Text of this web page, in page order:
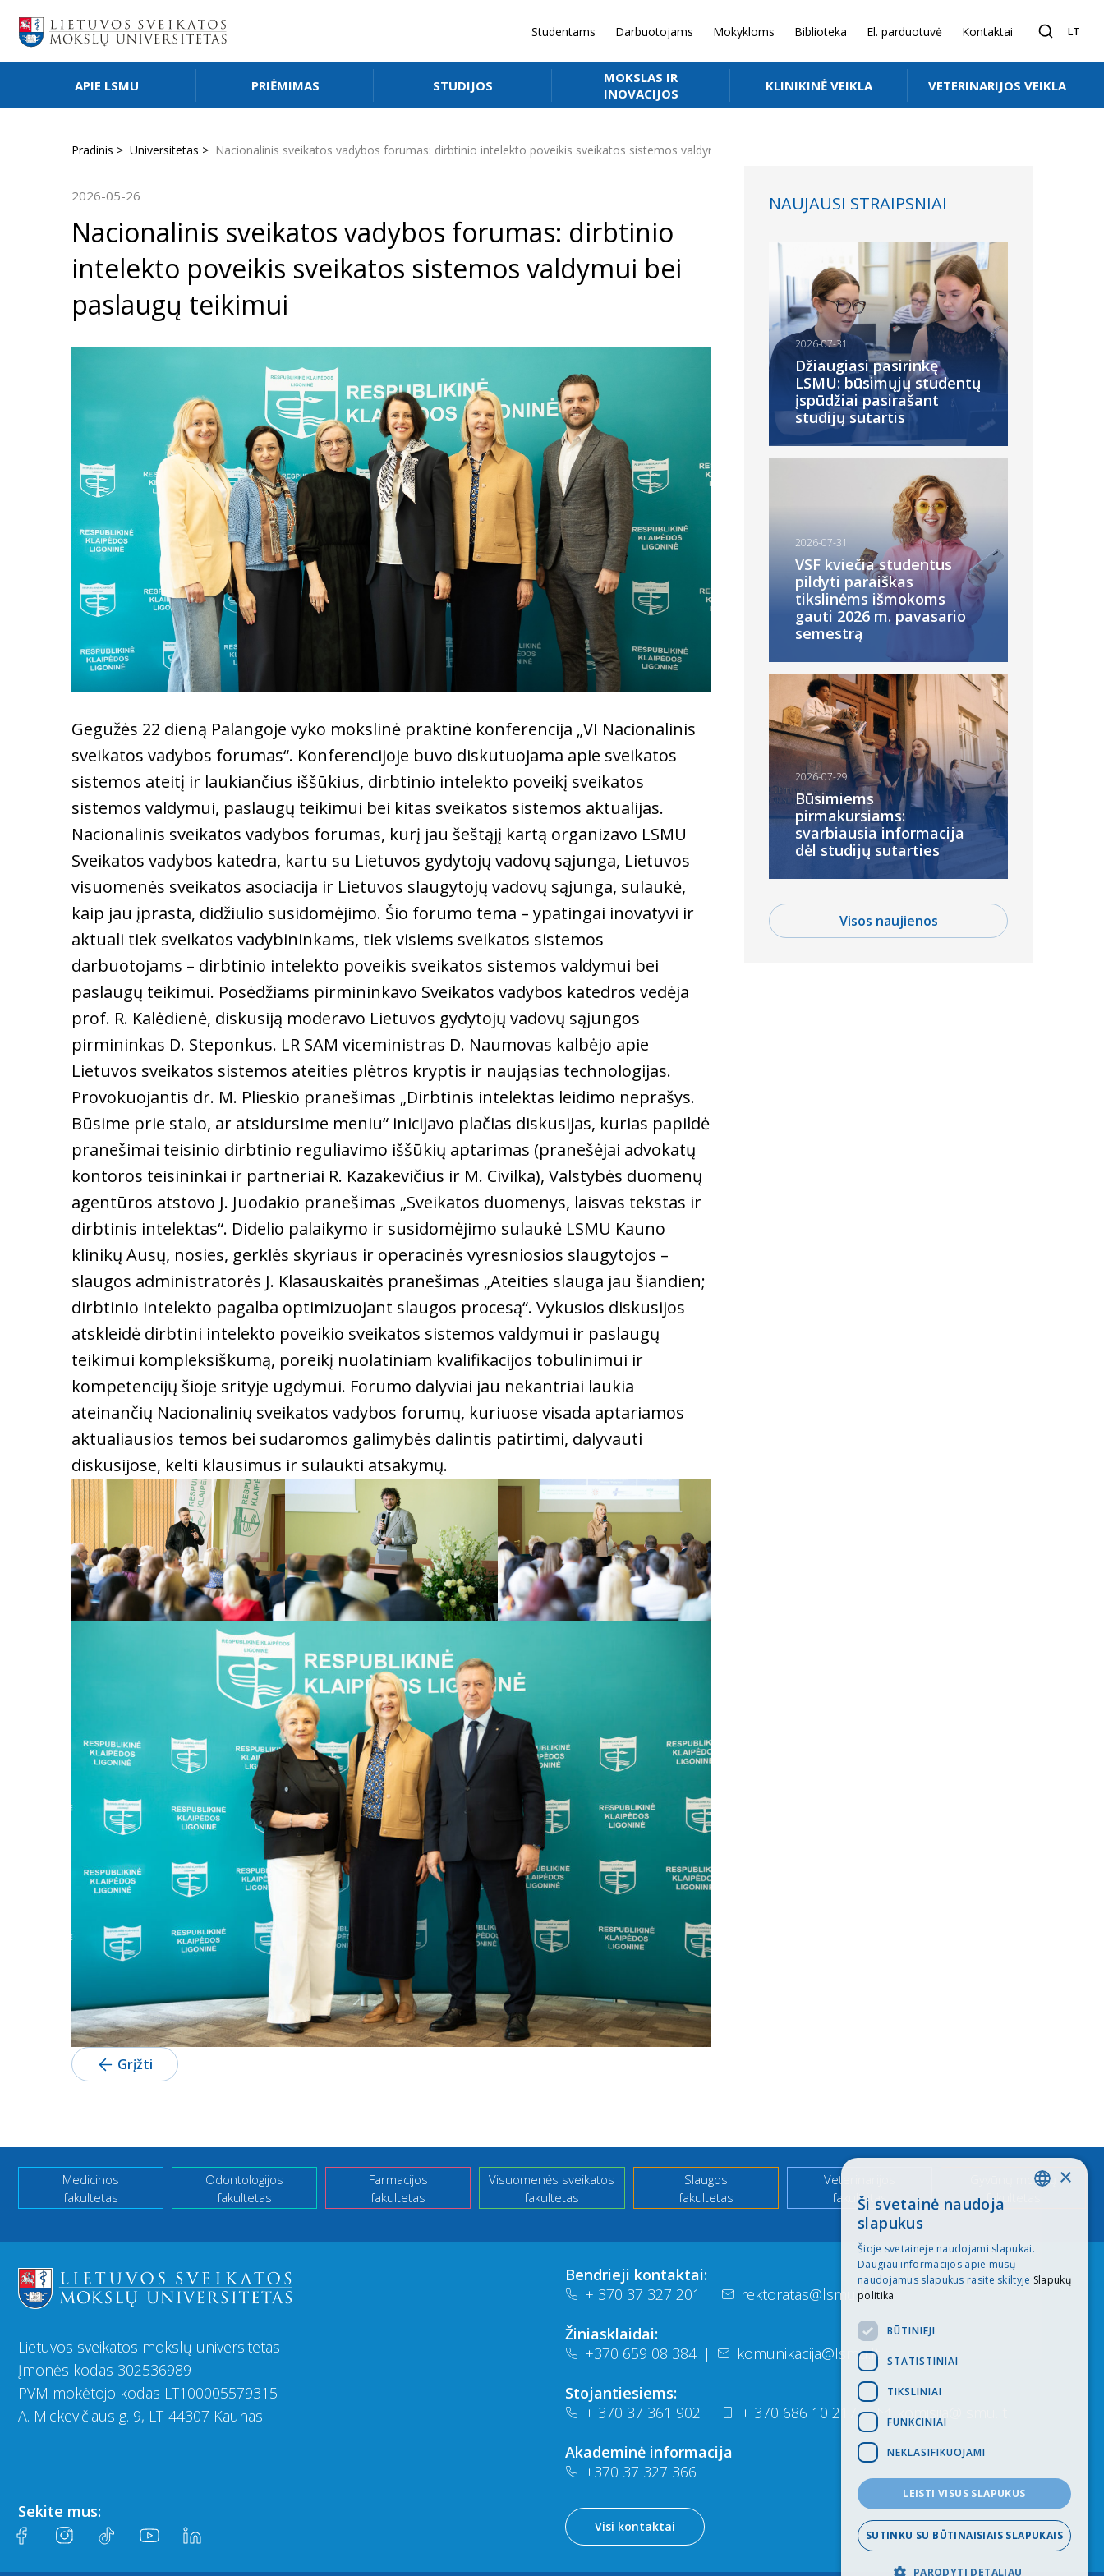
Studentams Darbuotojams Mokykloms Biblioteka El. parduotuvė Kontaktai LT
APIE LSMU PRIĖMIMAS STUDIJOS
MOKSLAS IR
INOVACIJOS
KLINIKINĖ VEIKLA VETERINARIJOS VEIKLA
Pradinis Universitetas Nacionalinis sveikatos vadybos forumas: dirbtinio intelekto poveikis sveikatos sistemos valdymui bei paslaugų teikimui
2026-05-26
Nacionalinis sveikatos vadybos forumas: dirbtinio
intelekto poveikis sveikatos sistemos valdymui bei
paslaugų teikimui
Gegužės 22 dieną Palangoje vyko mokslinė praktinė konferencija „VI Nacionalinis
sveikatos vadybos forumas“. Konferencijoje buvo diskutuojama apie sveikatos
sistemos ateitį ir laukiančius iššūkius, dirbtinio intelekto poveikį sveikatos
sistemos valdymui, paslaugų teikimui bei kitas sveikatos sistemos aktualijas.
Nacionalinis sveikatos vadybos forumas, kurį jau šeštąjį kartą organizavo LSMU
Sveikatos vadybos katedra, kartu su Lietuvos gydytojų vadovų sąjunga, Lietuvos
visuomenės sveikatos asociacija ir Lietuvos slaugytojų vadovų sąjunga, sulaukė,
kaip jau įprasta, didžiulio susidomėjimo. Šio forumo tema – ypatingai inovatyvi ir
aktuali tiek sveikatos vadybininkams, tiek visiems sveikatos sistemos
darbuotojams – dirbtinio intelekto poveikis sveikatos sistemos valdymui bei
paslaugų teikimui. Posėdžiams pirmininkavo Sveikatos vadybos katedros vedėja
prof. R. Kalėdienė, diskusiją moderavo Lietuvos gydytojų vadovų sąjungos
pirmininkas D. Steponkus. LR SAM viceministras D. Naumovas kalbėjo apie
Lietuvos sveikatos sistemos ateities plėtros kryptis ir naująsias technologijas.
Provokuojantis dr. M. Plieskio pranešimas „Dirbtinis intelektas leidimo neprašys.
Būsime prie stalo, ar atsidursime meniu“ inicijavo plačias diskusijas, kurias papildė
pranešimai teisinio dirbtinio reguliavimo iššūkių aptarimas (pranešėjai advokatų
kontoros teisininkai ir partneriai R. Kazakevičius ir M. Civilka), Valstybės duomenų
agentūros atstovo J. Juodakio pranešimas „Sveikatos duomenys, laisvas tekstas ir
dirbtinis intelektas“. Didelio palaikymo ir susidomėjimo sulaukė LSMU Kauno
klinikų Ausų, nosies, gerklės skyriaus ir operacinės vyresniosios slaugytojos –
slaugos administratorės J. Klasauskaitės pranešimas „Ateities slauga jau šiandien;
dirbtinio intelekto pagalba optimizuojant slaugos procesą“. Vykusios diskusijos
atskleidė dirbtini intelekto poveikio sveikatos sistemos valdymui ir paslaugų
teikimui kompleksiškumą, poreikį nuolatiniam kvalifikacijos tobulinimui ir
kompetencijų šioje srityje ugdymui. Forumo dalyviai jau nekantriai laukia
ateinančių Nacionalinių sveikatos vadybos forumų, kuriuose visada aptariamos
aktualiausios temos bei sudaromos galimybės dalintis patirtimi, dalyvauti
diskusijose, kelti klausimus ir sulaukti atsakymų.
Grįžti
NAUJAUSI STRAIPSNIAI
2026-07-31
Džiaugiasi pasirinkę
LSMU: būsimųjų studentų
įspūdžiai pasirašant
studijų sutartis
2026-07-31
VSF kviečia studentus
pildyti paraiškas
tikslinėms išmokoms
gauti 2026 m. pavasario
semestrą
2026-07-29
Būsimiems
pirmakursiams:
svarbiausia informacija
dėl studijų sutarties
Visos naujienos
Medicinos
fakultetas
Odontologijos
fakultetas
Farmacijos
fakultetas
Visuomenės sveikatos
fakultetas
Slaugos
fakultetas
Veterinarijos
fakultetas
Gyvūnų mokslų
fakultetas
Lietuvos sveikatos mokslų universitetas
Įmonės kodas 302536989
PVM mokėtojo kodas LT100005579315
A. Mickevičiaus g. 9, LT-44307 Kaunas
Bendrieji kontaktai:
+ 370 37 327 201
|
rektoratas@lsmu.lt
Žiniasklaidai:
+370 659 08 384 |
komunikacija@lsmu.lt
Stojantiesiems:
+ 370 37 361 902 | + 370 686 10 217 |
Akademinė informacija
+370 37 327 366
Visi kontaktai
Sekite mus:
×
Ši svetainė naudoja
slapukus
Šioje svetainėje naudojami slapukai.
Daugiau informacijos apie mūsų
naudojamus slapukus rasite skiltyje Slapukų
politika
BŪTINIEJI
STATISTINIAI
TIKSLINIAI
FUNKCINIAI
NEKLASIFIKUOJAMI
LEISTI VISUS SLAPUKUS
SUTINKU SU BŪTINAISIAIS SLAPUKAIS
PARODYTI DETALIAU